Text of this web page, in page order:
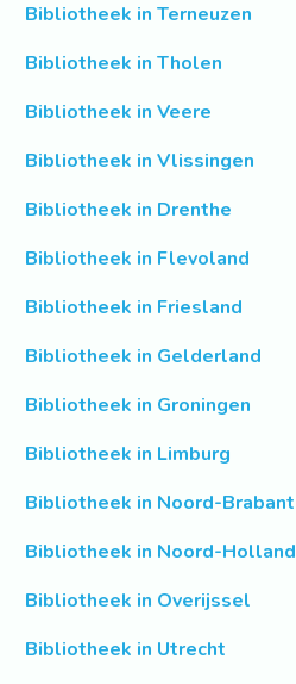
Bibliotheek in Terneuzen
Bibliotheek in Tholen
Bibliotheek in Veere
Bibliotheek in Vlissingen
Bibliotheek in Drenthe
Bibliotheek in Flevoland
Bibliotheek in Friesland
Bibliotheek in Gelderland
Bibliotheek in Groningen
Bibliotheek in Limburg
Bibliotheek in Noord-Brabant
Bibliotheek in Noord-Holland
Bibliotheek in Overijssel
Bibliotheek in Utrecht